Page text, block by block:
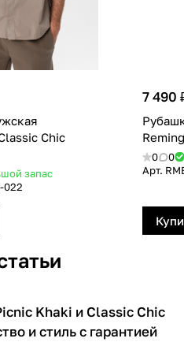
Сhic
запас
022
7 490
0 0
Арт.
Khaki и Classic Chic
и стиль с гарантией